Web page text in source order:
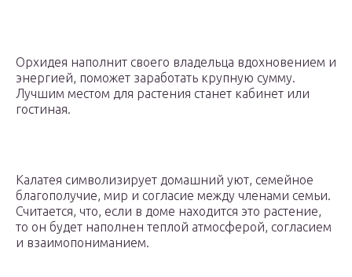
Орхидея наполнит своего владельца вдохновением и
энергией, поможет заработать крупную сумму.
Лучшим местом для растения станет кабинет или
гостиная.
Калатея символизирует домашний уют, семейное
благополучие, мир и согласие между членами семьи.
Считается, что, если в доме находится это растение,
то он будет наполнен теплой атмосферой, согласием
и взаимопониманием.